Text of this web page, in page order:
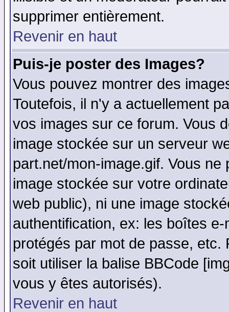
supprimer entièrement.
Revenir en haut
Puis-je poster des Images?
Vous pouvez montrer des
Toutefois, il n'y a actuellement
vos images sur ce forum. Vous
image stockée sur un serveur
part.net/mon-image.gif. Vous
image stockée sur votre
web public), ni une image
authentification, ex: les boîtes
protégés par mot de passe,
soit utiliser la balise BBCode
vous y êtes autorisés).
Revenir en haut